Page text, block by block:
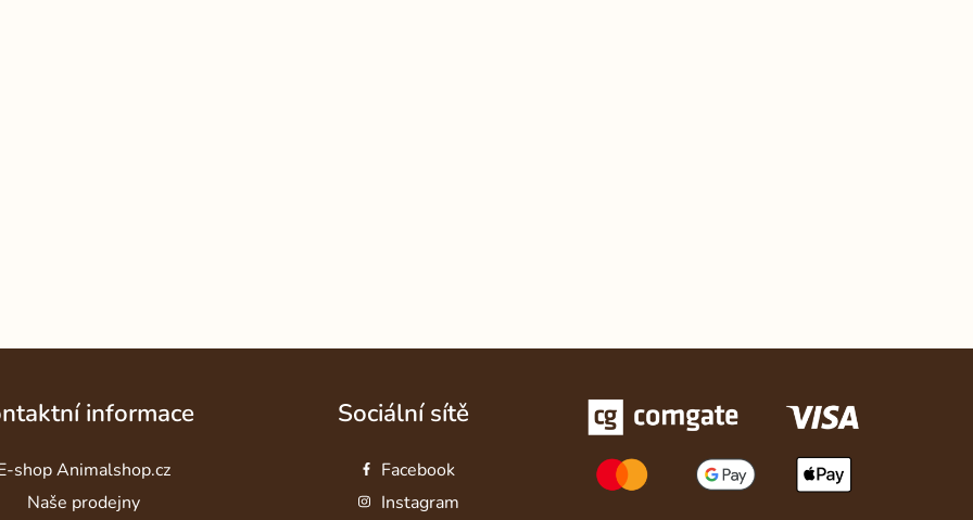
informace
shop Animalshop.cz
Naše prodejny
Sociální sítě
Facebook
Instagram